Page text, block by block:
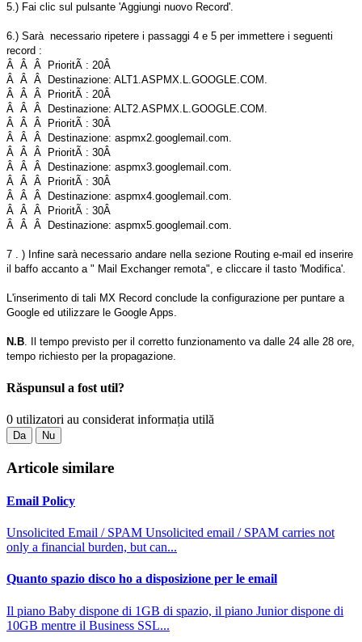
5.) Fai clic sul pulsante 'Aggiungi nuovo Record'.
6.) Sarà necessario ripetere i passaggi 4 e 5 per immettere i seguenti
record :
Â Â Â PrioritÃ : 20Â
Â Â Â Destinazione: ALT1.ASPMX.L.GOOGLE.COM.
Â Â Â PrioritÃ : 20Â
Â Â Â Destinazione: ALT2.ASPMX.L.GOOGLE.COM.
Â Â Â PrioritÃ : 30Â
Â Â Â Destinazione: aspmx2.googlemail.com.
Â Â Â PrioritÃ : 30Â
Â Â Â Destinazione: aspmx3.googlemail.com.
Â Â Â PrioritÃ : 30Â
Â Â Â Destinazione: aspmx4.googlemail.com.
Â Â Â PrioritÃ : 30Â
Â Â Â Destinazione: aspmx5.googlemail.com.
7 . ) Infine sarà necessario andare nella sezione Routing e-mail ed inserire
il baffo accanto a " Mail Exchanger remota", e cliccare il tasto 'Modifica'.
L'inserimento di tali MX Record conclude la configurazione per puntare a
Google ed utilizzare le Google Apps.
N.B. Il tempo previsto per il corretto funzionamento va dalle 24 alle 28 ore,
tempo richiesto per la propagazione.
Răspunsul a fost util?
0 utilizatori au considerat informația utilă
Da Nu
Articole similare
Email Policy
Unsolicited Email / SPAM Unsolicited email / SPAM carries not
only a financial burden, but can...
Quanto spazio disco ho a disposizione per le email
Il piano Baby dispone di 1GB di spazio, il piano Junior dispone di
10GB mentre il Business SSL...